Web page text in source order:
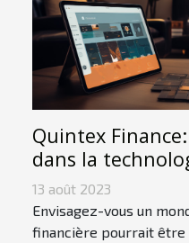
Quintex
dans la
13 août 2023
Envisagez-vous un
financière pourrait être